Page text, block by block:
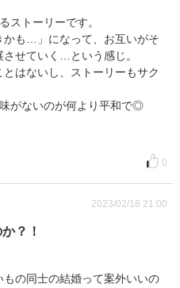
ストーリーです。
かも…」になって、お互いがそ
せていく…という感じ。
はないし、ストーリーもサク
がないのが何より平和で◎
0
2023/02/18 21:00
？！
の同士の結婚って案外いいの